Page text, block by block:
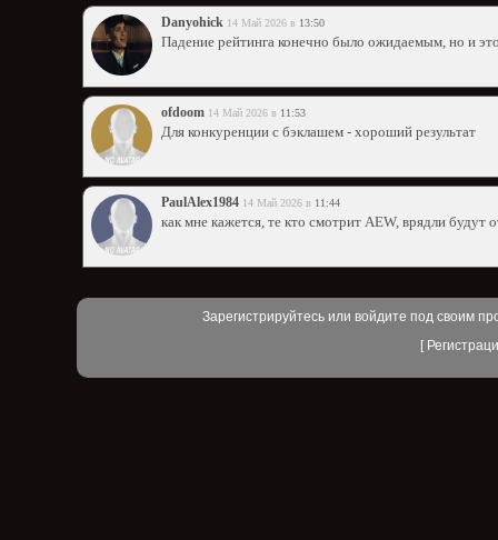
Danyohick 14 Май 2026 в 13:50
Падение рейтинга конечно было ожидаемым, но и
ofdoom 14 Май 2026 в 11:53
Для конкуренции с бэклашем - хороший результат
PaulAlex1984 14 Май 2026 в 11:44
как мне кажется, те кто смотрит AEW, врядли будут
Зарегистрируйтесь или войдите под своим
[